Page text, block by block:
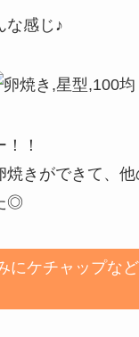
な感じ♪
！
焼きができて、
◎
にケチャップな